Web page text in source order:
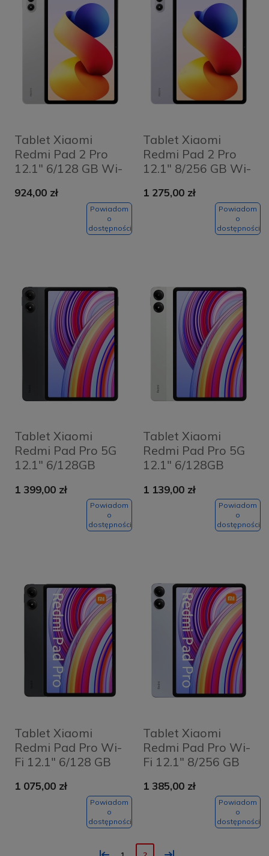
Tablet Xiaomi
Redmi Pad 2 Pro
12.1" 6/128 GB Wi-
924,00 zł
Powiadom
o
dostępności
Tablet Xiaomi
Redmi Pad 2 Pro
12.1" 8/256 GB Wi-
Lavender Purple
1 275,00 zł
Powiadom
o
dostępności
Tablet Xiaomi
Redmi Pad Pro 5G
12.1" 6/128GB
Gray
1 399,00 zł
Powiadom
o
dostępności
Tablet Xiaomi
Redmi Pad Pro 5G
12.1" 6/128GB
Green
1 139,00 zł
Powiadom
o
dostępności
Tablet Xiaomi
Redmi Pad Pro Wi-
Fi 12.1" 6/128 GB
Gray
1 075,00 zł
Powiadom
o
dostępności
Tablet Xiaomi
Redmi Pad Pro Wi-
Fi 12.1" 8/256 GB
Blue
1 385,00 zł
Powiadom
o
dostępności
« »